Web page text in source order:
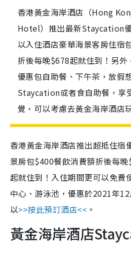
香港黃金海岸酒店（Hong
Hotel）推出最新Staycation
以入住酒店豪華海景客房住宿
折後每晚$678起就住到！另外
優惠包自助餐、下午茶，放假
Staycation或者食自助餐，享
覺，可以考慮去黃金海岸酒店
香港黃金海岸酒店推出超抵住宿
景房包$400餐飲消費額折後每
起就住到！入住期間更可以免費
中心、游泳池，優惠於2021年
以>>按此預訂酒店<< 。
黃金海岸酒店